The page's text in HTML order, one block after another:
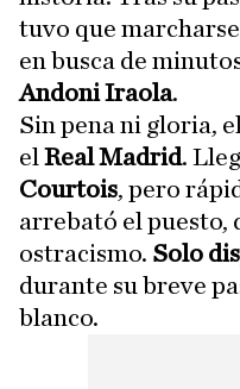
tuvo que
en busca de
Andoni Iraola.
Sin pena ni gloria,
el Real Madrid.
Courtois, pero
arrebató el puesto,
ostracismo. Solo
durante su breve
blanco.